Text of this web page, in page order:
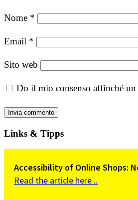
Nome *
Email *
Sito web
Do il mio consenso affinché
Links & Tipps
Accessibility of Online Shops:
Read the article here ..